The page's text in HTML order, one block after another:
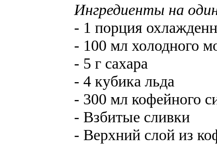
Ингредиенты на
- 1 порция
- 100 мл холодного
- 5 г сахара
- 4 кубика льда
- 300 мл кофейного
- Взбитые сливки
- Верхний слой из